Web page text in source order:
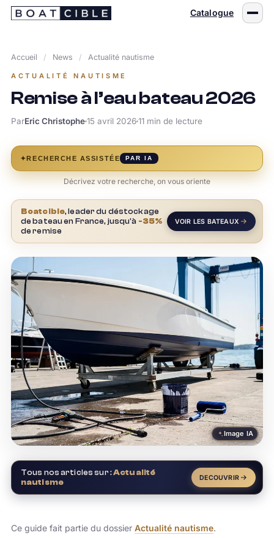
Passer
Catalogue
Accueil / News / Actualité nautisme
ACTUALITÉ NAUTISME
Remise à l’eau bateau 2026
ParEric Christophe15 avril 202611 min de lecture
✦RECHERCHE ASSISTÉE PAR IA
Décrivez votre recherche, on vous oriente
Boatcible, leader du déstockage
de bateau en France, jusqu'à -35%
de remise
VOIR LES BATEAUX
Image IA
Tous nos articles sur :Actualité
nautisme
DECOUVRIR
Ce guide fait partie du dossier Actualité nautisme.